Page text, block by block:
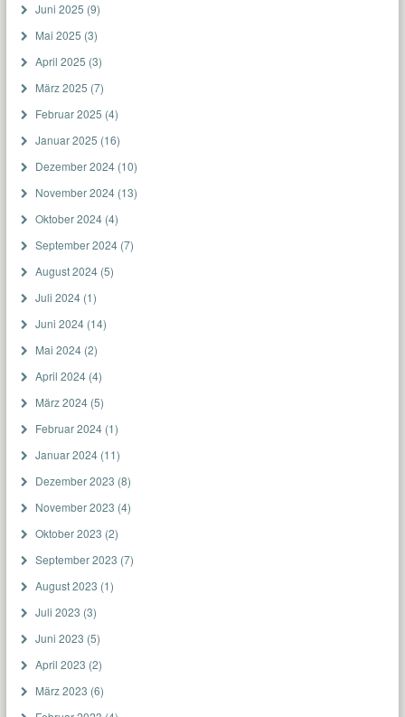
Juni 2025 (9)
Mai 2025 (3)
April 2025 (3)
März 2025 (7)
Februar 2025 (4)
Januar 2025 (16)
Dezember 2024(10)
November 2024(13)
Oktober 2024(4)
September 2024(7)
August 2024(5)
Juli 2024(1)
Juni 2024(14)
Mai 2024(2)
April 2024(4)
März 2024(5)
Februar 2024(1)
Januar 2024(11)
Dezember 2023 (8)
November 2023 (4)
Oktober 2023 (2)
September 2023 (7)
August 2023 (1)
Juli 2023 (3)
Juni 2023 (5)
April 2023 (2)
März 2023 (6)